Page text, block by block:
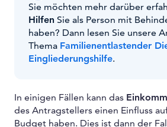
Sie möchten mehr darüber
Hilfen Sie als Person mit
haben? Dann lesen Sie unsere
Thema Familienentlastender
Eingliederungshilfe.
In einigen Fällen kann das
des Antragstellers einen Einfluss
Budget haben. Dies ist dann der